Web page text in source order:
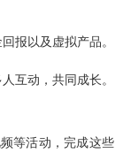
报以及虚拟产品。
互动，共同成长。
等活动，完成这些